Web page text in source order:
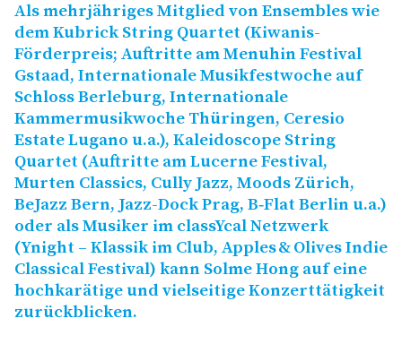
Als mehrjähriges Mitglied von Ensembles wie
dem Kubrick String Quartet (Kiwanis-
Förderpreis; Auftritte am Menuhin Festival
Gstaad, Internationale Musikfestwoche auf
Schloss Berleburg, Internationale
Kammermusikwoche Thüringen, Ceresio
Estate Lugano u.a.), Kaleidoscope String
Quartet (Auftritte am Lucerne Festival,
Murten Classics, Cully Jazz, Moods Zürich,
BeJazz Bern, Jazz-Dock Prag, B‑Flat Berlin u.a.)
oder als Musiker im classYcal Netzwerk
(Ynight – Klassik im Club, Apples&Olives Indie
Classical Festival) kann Solme Hong auf eine
hochkarätige und vielseitige Konzerttätigkeit
zurückblicken.